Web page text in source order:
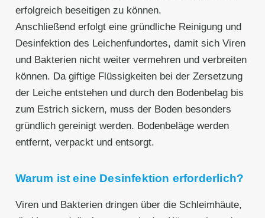
erfolgreich beseitigen zu können.
Anschließend erfolgt eine gründliche Reinigung und
Desinfektion des Leichenfundortes, damit sich Viren
und Bakterien nicht weiter vermehren und verbreiten
können. Da giftige Flüssigkeiten bei der Zersetzung
der Leiche entstehen und durch den Bodenbelag bis
zum Estrich sickern, muss der Boden besonders
gründlich gereinigt werden. Bodenbeläge werden
entfernt, verpackt und entsorgt.
Warum ist eine Desinfektion erforderlich?
Viren und Bakterien dringen über die Schleimhäute,